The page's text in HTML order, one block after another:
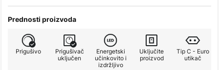
Prednosti proizvoda
Prigušivo
Prigušivač
uključen
Energetski
učinkovito i
izdržljivo
Uključite
proizvod
Tip C - Euro
utikač